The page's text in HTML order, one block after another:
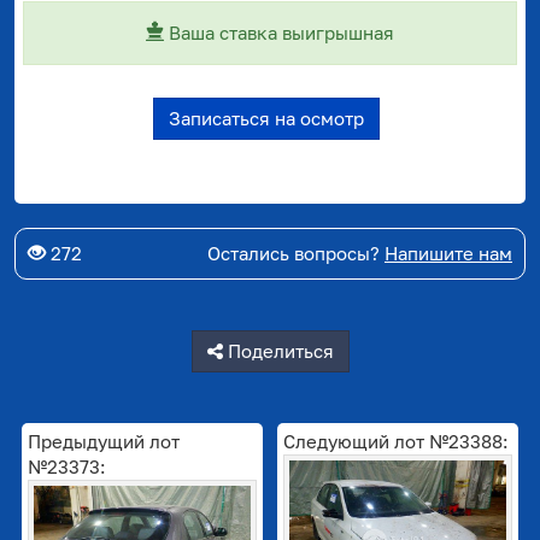
Ваша ставка выигрышная
Записаться на осмотр
272 Остались вопросы? Напишите нам
Поделиться
Предыдущий лот
№23373:
Следующий лот №23388: